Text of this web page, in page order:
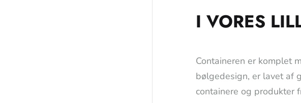
I VORES
Containeren er komplet
bølgedesign, er lavet af
containere og produkter